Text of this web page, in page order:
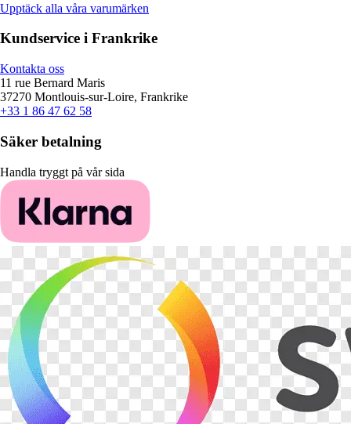
Upptäck alla våra varumärken
Kundservice i Frankrike
Kontakta oss
11 rue Bernard Maris
37270 Montlouis-sur-Loire, Frankrike
+33 1 86 47 62 58
Säker betalning
Handla tryggt på vår sida